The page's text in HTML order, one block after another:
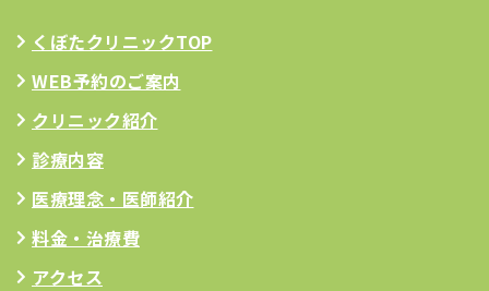
くぼたクリニックTOP
WEB予約のご案内
クリニック紹介
診療内容
医療理念 ・医師紹介
料金・治療費
アクセス